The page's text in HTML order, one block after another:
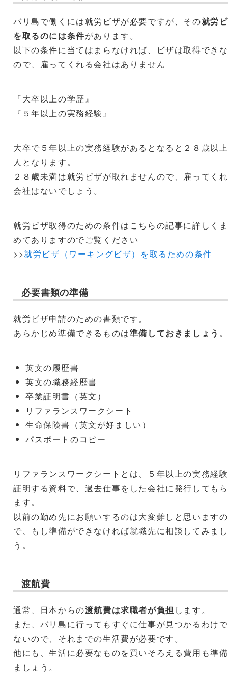
バリ島で働くには就労ビザが必要ですが、その就労
を取るのには条件があります。
以下の条件に当てはまらなければ、ビザは取得でき
ので、雇ってくれる会社はありません
『大卒以上の学歴』
『５年以上の実務経験』
大卒で５年以上の実務経験があるとなると２８歳以
人となります。
２８歳未満は就労ビザが取れませんので、雇ってく
会社はないでしょう。
就労ビザ取得のための条件はこちらの記事に詳しく
めてありますのでご覧ください
>>就労ビザ（ワーキングビザ）を取るための条件
必要書類の準備
就労ビザ申請のための書類です。
あらかじめ準備できるものは準備しておきましょう 。
英文の履歴書
英文の職務経歴書
卒業証明書（英文）
リファランスワークシート
生命保険書（英文が好ましい）
パスポートのコピー
リファランスワークシートとは、５年以上の実務経
証明する資料で、過去仕事をした会社に発行しても
ます。
以前の勤め先にお願いするのは大変難しと思いますの
で、もし準備ができなければ就職先に相談してみま
う。
渡航費
通常、日本からの渡航費は求職者が負担 します。
また、バリ島に行ってもすぐに仕事が見つかるわけ
ないので、それまでの生活費が必要です。
他にも、生活に必要なものを買いそろえる費用も準
ましょう。